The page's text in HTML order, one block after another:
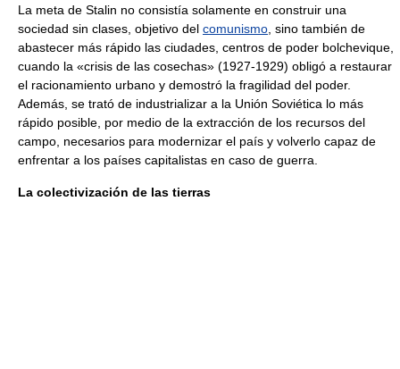
La meta de Stalin no consistía solamente en construir una
sociedad sin clases, objetivo del comunismo , sino también de
abastecer más rápido las ciudades, centros de poder bolchevique,
cuando la «crisis de las cosechas» (1927-1929) obligó a restaurar
el racionamiento urbano y demostró la fragilidad del poder.
Además, se trató de industrializar a la Unión Soviética lo más
rápido posible, por medio de la extracción de los recursos del
campo, necesarios para modernizar el país y volverlo capaz de
enfrentar a los países capitalistas en caso de guerra.
La colectivización de las tierras